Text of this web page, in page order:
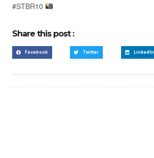
#STBR10
Share this post :
Facebook Twitter LinkedIn